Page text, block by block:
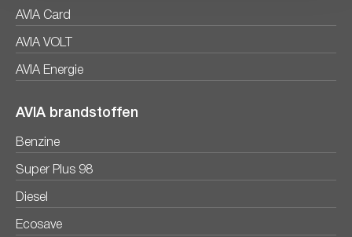
AVIA Card
AVIA VOLT
AVIA Energie
AVIA brandstoffen
Benzine
Super Plus 98
Diesel
Ecosave